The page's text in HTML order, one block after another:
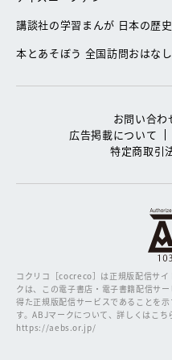
講談社の学習まんが 日本の歴史
本とあそぼう 全国訪問おはな
お問い合わ
広告掲載について
特定商取引
コクリコ［cocreco］は正規版配信サ
クは、この電子書店・電子書籍配信サ
得た正規版配信サービスであることを
す。ABJマークについて、詳しくはこち
https://aebs.or.jp/